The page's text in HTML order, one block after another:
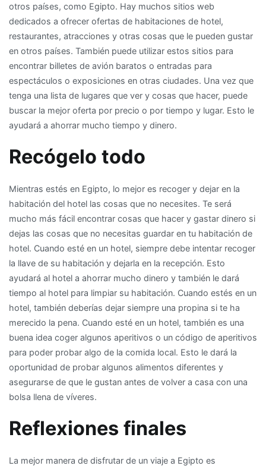
otros países, como Egipto. Hay muchos sitios web
dedicados a ofrecer ofertas de habitaciones de hotel,
restaurantes, atracciones y otras cosas que le pueden gustar
en otros países. También puede utilizar estos sitios para
encontrar billetes de avión baratos o entradas para
espectáculos o exposiciones en otras ciudades. Una vez que
tenga una lista de lugares que ver y cosas que hacer, puede
buscar la mejor oferta por precio o por tiempo y lugar. Esto le
ayudará a ahorrar mucho tiempo y dinero.
Recógelo todo
Mientras estés en Egipto, lo mejor es recoger y dejar en la
habitación del hotel las cosas que no necesites. Te será
mucho más fácil encontrar cosas que hacer y gastar dinero si
dejas las cosas que no necesitas guardar en tu habitación de
hotel. Cuando esté en un hotel, siempre debe intentar recoger
la llave de su habitación y dejarla en la recepción. Esto
ayudará al hotel a ahorrar mucho dinero y también le dará
tiempo al hotel para limpiar su habitación. Cuando estés en un
hotel, también deberías dejar siempre una propina si te ha
merecido la pena. Cuando esté en un hotel, también es una
buena idea coger algunos aperitivos o un código de aperitivos
para poder probar algo de la comida local. Esto le dará la
oportunidad de probar algunos alimentos diferentes y
asegurarse de que le gustan antes de volver a casa con una
bolsa llena de víveres.
Reflexiones finales
La mejor manera de disfrutar de un viaje a Egipto es